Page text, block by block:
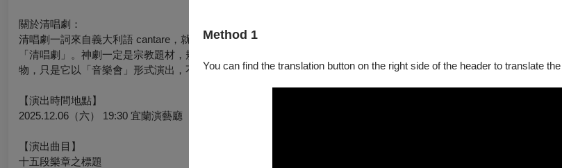
Method 1
You can find the translation button on the right side of the header to translate
關於清唱劇：
清唱劇一詞來自義大利語 cantare，就是「歌曲」的意思，最早是一種聲樂套曲，由數首獨唱穿插在合唱曲組成，依主
「清唱劇」。神劇一定是宗教題材，規模通常較壯大；而描寫田園、情感、人文的世俗題材則被歸類為清唱劇。清唱劇
物，只是它以「音樂會」形式演出，不是歌劇那樣，有舞台、燈光、布景，和演員的粉墨登場；清唱劇是「大合唱與
【演出時間地點】
2025.12.06（六） 19:30 宜蘭演藝廳
【演出曲⽬】
十五段樂章之標題